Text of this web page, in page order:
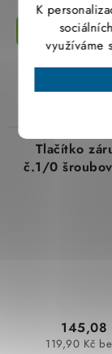
K
využíváme
​Klíček pro
do
Tlačítko
č.1/0
119,90 Kč
145,08